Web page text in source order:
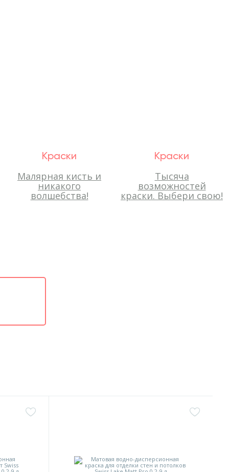
Краски
Малярная кисть и
никакого
волшебства!
Краски
Тысяча
возможностей
краски. Выбери свою!